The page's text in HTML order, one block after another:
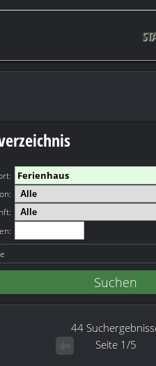
:
44
Seite 1/5